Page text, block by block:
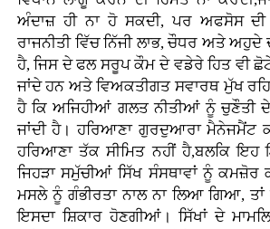
ਅੰਦਾਜ਼ ਹੀ ਨਾ ਹੋ ਸਕਦੀ, ਪਰ ਅਫਸੋਸ
ਰਾਜਨੀਤੀ ਵਿੱਚ ਨਿੱਜੀ ਲਾਭ, ਚੌਧਰ ਅਤੇ ਅਹੁਦੇ
ਹੈ, ਜਿਸ ਦੇ ਫਲ ਸਰੂਪ ਕੌਮ ਦੇ ਵਡੇਰੇ ਹਿਤ ਵੀ
ਜਾਂਦੇ ਹਨ ਅਤੇ ਵਿਅਕਤੀਗਤ ਸਵਾਰਥ ਮੁੱਖ
ਹੈ ਕਿ ਅਜਿਹੀਆਂ ਗਲਤ ਨੀਤੀਆਂ ਨੂੰ ਚੁਣੌਤੀ
ਜਾਂਦੀ ਹੈ। ਹਰਿਆਣਾ ਗੁਰਦੁਆਰਾ ਮੈਨੇਜਮੈਂਟ
ਹਰਿਆਣਾ ਤੱਕ ਸੀਮਿਤ ਨਹੀਂ ਹੈ,ਬਲਕਿ ਇਹ
ਜਿਹੜਾ ਸਮੁੱਚੀਆਂ ਸਿੱਖ ਸੰਸਥਾਵਾਂ ਨੂੰ
ਮਸਲੇ ਨੂੰ ਗੰਭੀਰਤਾ ਨਾਲ ਨਾ ਲਿਆ ਗਿਆ, ਤਾਂ
ਇਸਦਾ ਸ਼ਿਕਾਰ ਹੋਣਗੀਆਂ। ਸਿੱਖਾਂ ਦੇ